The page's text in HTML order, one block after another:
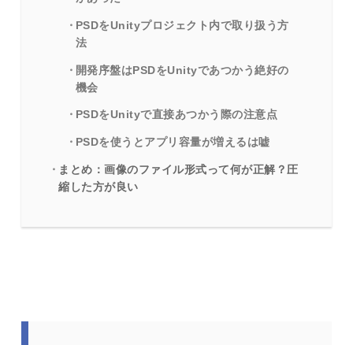
PSDをUnityプロジェクト内で取り扱う方
法
開発序盤はPSDをUnityであつかう絶好の
機会
PSDをUnityで直接あつかう際の注意点
PSDを使うとアプリ容量が増えるは嘘
まとめ：画像のファイル形式って何が正解？圧
縮した方が良い